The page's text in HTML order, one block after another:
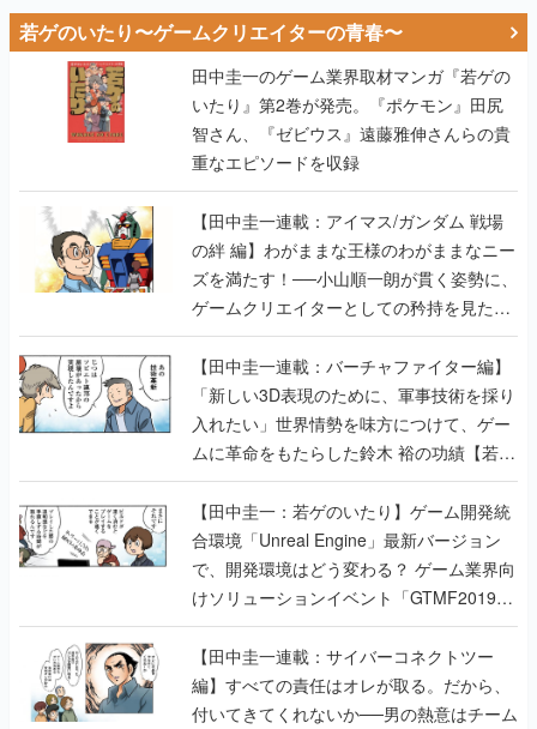
若ゲのいたり〜ゲームクリエイターの青春〜
田中圭一のゲーム業界取材マンガ『若ゲの
いたり』第2巻が発売。『ポケモン』田尻
智さん、『ゼビウス』遠藤雅伸さんらの貴
重なエピソードを収録
【田中圭一連載：アイマス/ガンダム 戦場
の絆 編】わがままな王様のわがままなニー
ズを満たす！──小山順一朗が貫く姿勢に、
ゲームクリエイターとしての矜持を見た
【若ゲのいたり最終回】
【田中圭一連載：バーチャファイター編】
「新しい3D表現のために、軍事技術を採り
入れたい」世界情勢を味方につけて、ゲー
ムに革命をもたらした鈴木 裕の功績【若ゲ
のいたり】
【田中圭一：若ゲのいたり】ゲーム開発統
合環境「Unreal Engine」最新バージョン
で、開発環境はどう変わる？ ゲーム業界向
けソリューションイベント「GTMF2019」
に行って、より理解を深めよう【PR】
【田中圭一連載：サイバーコネクトツー
編】すべての責任はオレが取る。だから、
付いてきてくれないか──男の熱意はチーム